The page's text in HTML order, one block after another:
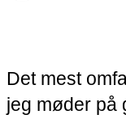
Det mest
jeg møder på